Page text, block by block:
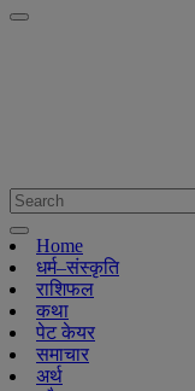
Home
धर्म–संस्कृति
राशिफल
कथा
पेट केयर
समाचार
अर्थ